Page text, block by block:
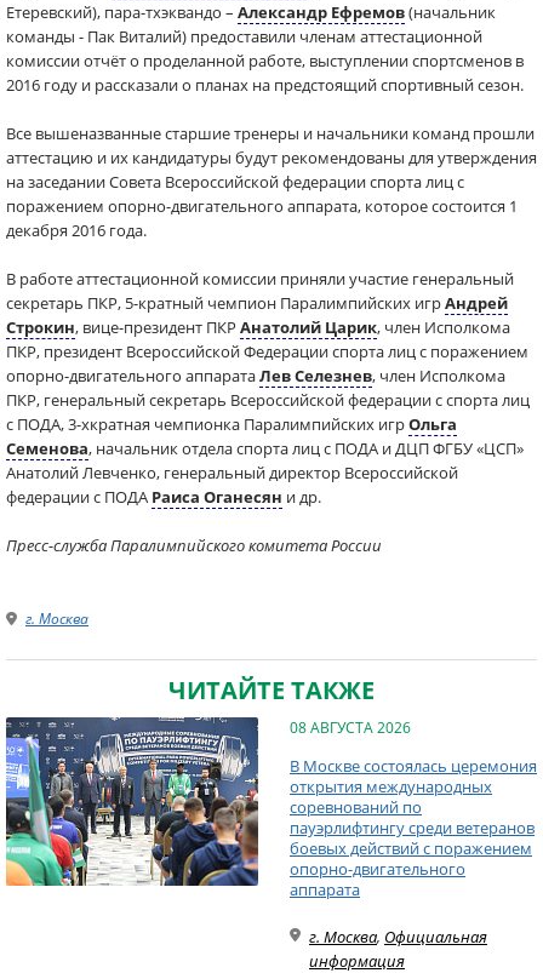
Етеревский), пара-тхэквандо – Александр Ефремов(начальник
команды - Пак Виталий) предоставили членам аттестационной
комиссии отчёт о проделанной работе, выступлении спортсменов в
2016 году и рассказали о планах на предстоящий спортивный сезон.
Все вышеназванные старшие тренеры и начальники команд прошли
аттестацию и их кандидатуры будут рекомендованы для утверждения
на заседании Совета Всероссийской федерации спорта лиц с
поражением опорно-двигательного аппарата, которое состоится 1
декабря 2016 года.
В работе аттестационной комиссии приняли участие генеральный
секретарь ПКР, 5-кратный чемпион Паралимпийских игрАндрей
Строкин, вице-президент ПКР Анатолий Царик, член Исполкома
ПКР, президент Всероссийской Федерации спорта лиц с поражением
опорно-двигательного аппаратаЛев Селезнев, член Исполкома
ПКР, генеральный секретарь Всероссийской федерации с спорта лиц
с ПОДА, 3-хкратная чемпионка Паралимпийских игрОльга
Семенова, начальник отдела спорта лиц с ПОДА и ДЦП ФГБУ «ЦСП»
Анатолий Левченко, генеральный директор Всероссийской
федерации с ПОДА Раиса Оганесян и др.
Пресс-служба Паралимпийского комитета России
г. Москва
ЧИТАЙТЕ ТАКЖЕ
08 АВГУСТА 2026
В Москве состоялась церемония
открытия международных
соревнований по
пауэрлифтингу среди ветеранов
боевых действий с поражением
опорно-двигательного
аппарата
г. Москва, Официальная
информация